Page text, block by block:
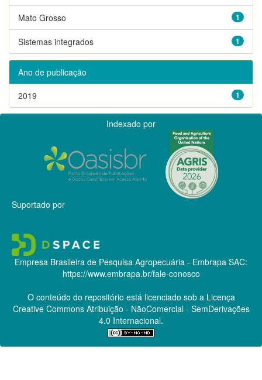
1
Mato Grosso
1
Sistemas integrados
Ano de publicação
1
2019
Indexado por
Suportado por
Empresa Brasileira de Pesquisa Agropecuária - Embrapa SAC:
https://www.embrapa.br/fale-conosco
O conteúdo do repositório está licenciado sob a Licença
Creative CommonsAtribuição - NãoComercial - SemDerivações
4.0 Internacional.